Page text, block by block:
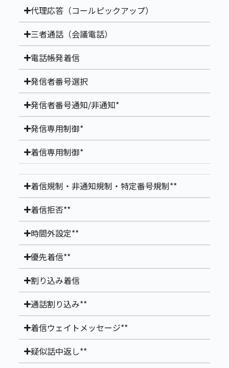
代理応答（コールピックアップ）
三者通話（会議電話）
電話帳発着信
発信者番号選択
発信者番号通知/非通知*
発信専用制御*
着信専用制御*
着信規制・非通知規制・特定番号規制**
着信拒否**
時間外設定**
優先着信**
割り込み着信
通話割り込み**
着信ウェイトメッセージ**
疑似話中返し**